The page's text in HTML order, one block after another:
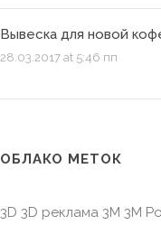
Вывеска для новой
28.03.2017 at 5:46 пп
ОБЛАКО МЕТОК
3D 3D реклама 3M 3M